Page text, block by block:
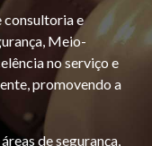
consultoria e
Meio-
no serviço e
promovendo a
de segurança,